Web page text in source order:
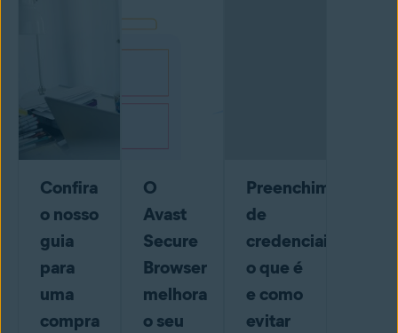
Confira
o nosso
guia
para
uma
compra
O
Avast
Secure
Browser
melhora
o seu
Preenchimento
de
credenciais:
o que é
e como
evitar